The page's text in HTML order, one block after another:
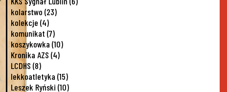
kolarstwo (23)
kolekcje (4)
komunikat (7)
koszykowka (10)
Kronika AZS (4)
LCDHS (8)
lekkoatletyka (15)
Leszek Ryński (10)